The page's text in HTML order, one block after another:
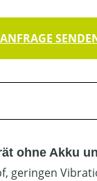
ohne Akku
geringen